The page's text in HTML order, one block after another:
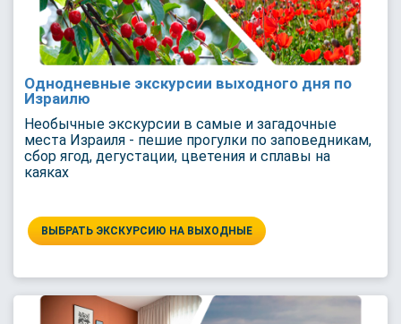
Однодневные экскурсии выходного дня по
Израилю
Необычные экскурсии в самые и загадочные
места Израиля - пешие прогулки по заповедникам,
сбор ягод, дегустации, цветения и сплавы на
каяках
ВЫБРАТЬ ЭКСКУРСИЮ НА ВЫХОДНЫЕ